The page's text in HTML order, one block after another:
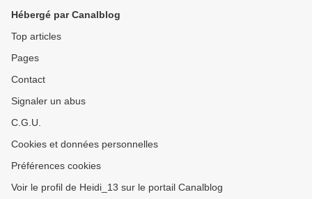
Hébergé par Canalblog
Top articles
Pages
Contact
Signaler un abus
C.G.U.
Cookies et données personnelles
Préférences cookies
Voir le profil de Heidi_13 sur le portail Canalblog